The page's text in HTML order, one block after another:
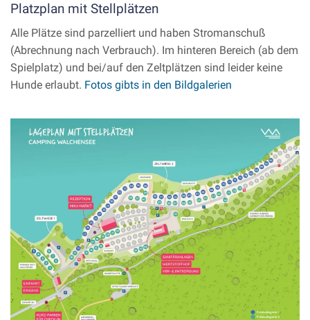
Platzplan mit Stellplätzen
Alle Plätze sind parzelliert und haben Stromanschuß
(Abrechnung nach Verbrauch). Im hinteren Bereich (ab dem
Spielplatz) und bei/auf den Zeltplätzen sind leider keine
Hunde erlaubt. Fotos gibts in den Bildgalerien